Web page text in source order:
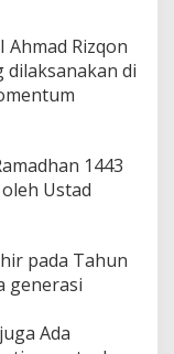
Ahmad Rizqon
dilaksanakan di
1443
Ustad
pada Tahun
generasi
Ada